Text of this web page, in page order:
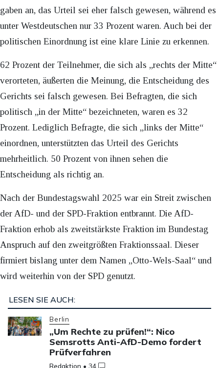
gaben an, das Urteil sei eher falsch gewesen, während es
unter Westdeutschen nur 33 Prozent waren. Auch bei der
politischen Einordnung ist eine klare Linie zu erkennen.
62 Prozent der Teilnehmer, die sich als „rechts der Mitte“
verorteten, äußerten die Meinung, die Entscheidung des
Gerichts sei falsch gewesen. Bei Befragten, die sich
politisch „in der Mitte“ bezeichneten, waren es 32
Prozent. Lediglich Befragte, die sich „links der Mitte“
einordnen, unterstützten das Urteil des Gerichts
mehrheitlich. 50 Prozent von ihnen sehen die
Entscheidung als richtig an.
Nach der Bundestagswahl 2025 war ein Streit zwischen
der AfD- und der SPD-Fraktion entbrannt. Die AfD-
Fraktion erhob als zweitstärkste Fraktion im Bundestag
Anspruch auf den zweitgrößten Fraktionssaal. Dieser
firmiert bislang unter dem Namen „Otto-Wels-Saal“ und
wird weiterhin von der SPD genutzt.
LESEN SIE AUCH:
Berlin
„Um Rechte zu prüfen!“: Nico
Semsrotts Anti-AfD-Demo fordert
Prüfverfahren
Redaktion •34